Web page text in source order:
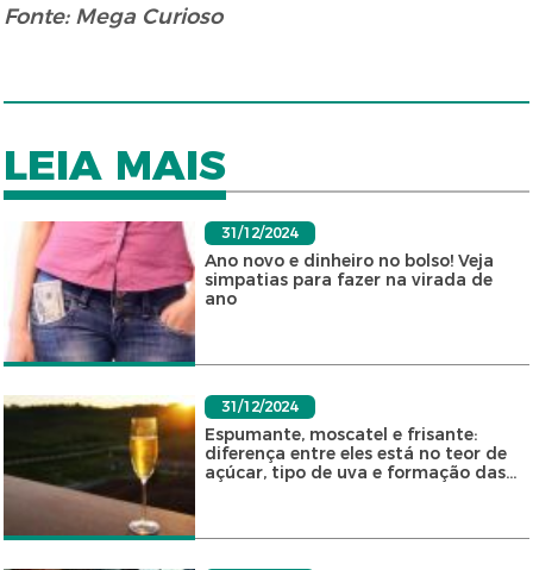
Fonte: Mega Curioso
LEIA MAIS
31/12/2024
Ano novo e dinheiro no bolso! Veja
simpatias para fazer na virada de
ano
31/12/2024
Espumante, moscatel e frisante:
diferença entre eles está no teor de
açúcar, tipo de uva e formação das...